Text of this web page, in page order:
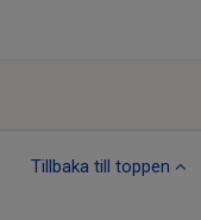
Tillbaka till toppen